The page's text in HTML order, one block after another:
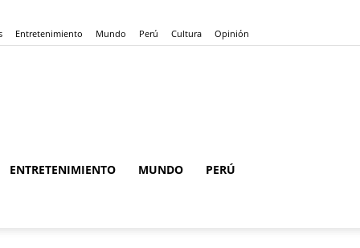
Entretenimiento Mundo Perú Cultura Opinión
ENTRETENIMIENTO MUNDO PERÚ